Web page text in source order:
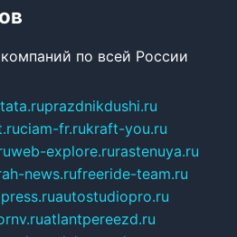
по всей России
prazdnikdushi.ru
ciam-fr.rukraft-you.ru
web-explore.rurastenuya.ru
news.rufreeride-team.ru
autostudiopro.ru
atlantpereezd.ru